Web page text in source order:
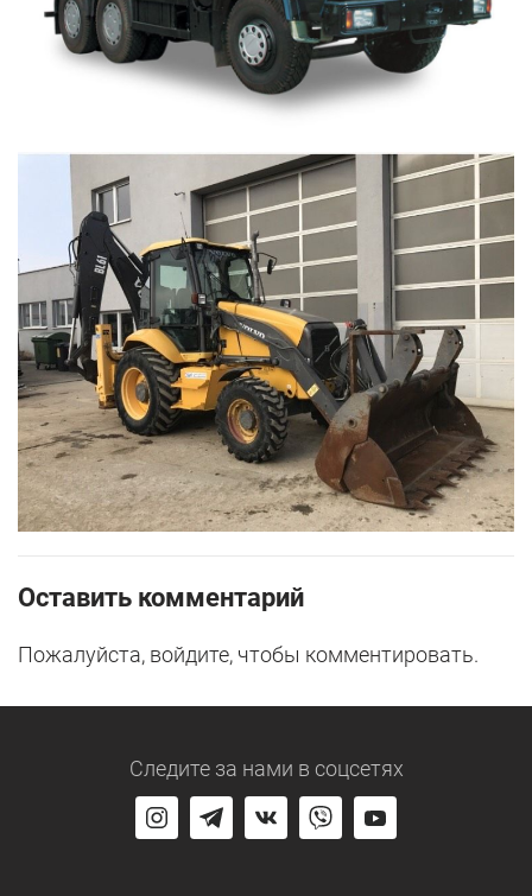
Оставить комментарий
Пожалуйста, войдите, чтобы комментировать.
Следите за нами в соцсетях